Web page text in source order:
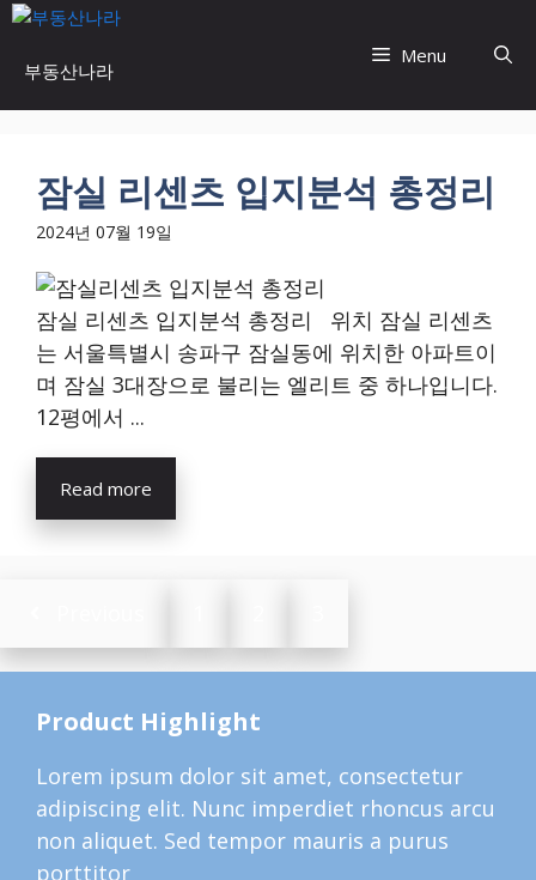
Skip
content
부동산나라
Menu
잠실 리센츠 입지분석 총정리
2024년 07월 19일
잠실 리센츠 입지분석 총정리 위치 잠실 리센츠
는 서울특별시 송파구 잠실동에 위치한 아파트이
며 잠실 3대장으로 불리는 엘리트 중 하나입니다.
12평에서 ...
Read more
Product Highlight
Lorem ipsum dolor sit amet, consectetur
adipiscing elit. Nunc imperdiet rhoncus arcu
non aliquet. Sed tempor mauris a purus
porttitor